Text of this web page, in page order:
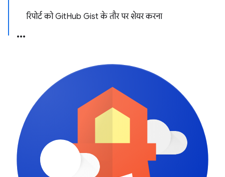
रिपोर्ट को GitHub Gist के तौर पर शेयर करना